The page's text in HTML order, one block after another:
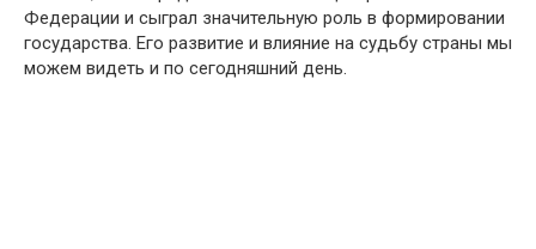
Федерации и сыграл значительную роль в формировании
государства. Его развитие и влияние на судьбу страны мы
можем видеть и по сегодняшний день.